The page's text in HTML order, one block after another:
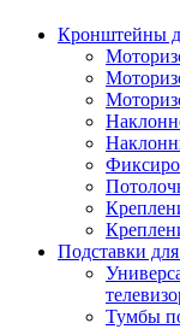
Кронштейны
Подставки
Тумбы